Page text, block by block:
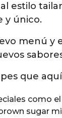
estilo
y único.
menú y
que
como
sugar